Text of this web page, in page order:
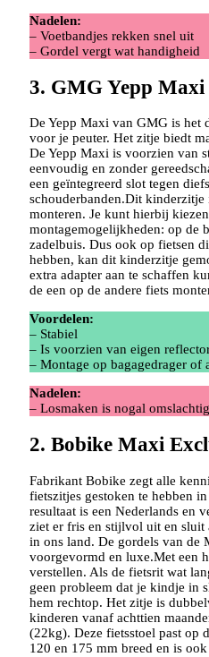
Nadelen:
– Voetbandjes rekken snel uit
– Gordel vergt wat handigheid
3. GMG Yepp Maxi
De Yepp Maxi van GMG is het
voor je peuter. Het zitje biedt
De Yepp Maxi is voorzien van
eenvoudig en zonder
een geïntegreerd slot tegen
schouderbanden.Dit
monteren. Je kunt hierbij
montagemogelijkheden: op de
zadelbuis. Dus ook op fietsen
hebben, kan dit kinderzitje
extra adapter aan te schaffen
de een op de andere fiets
Voordelen:
– Stabiel
– Is voorzien van eigen
– Montage op bagagedrager of
Nadelen:
– Losmaken is nogal omslachtig
2. Bobike Maxi
Fabrikant Bobike zegt alle
fietszitjes gestoken te hebben
resultaat is een Nederlands en
ziet er fris en stijlvol uit en sluit
in ons land. De gordels van de
voorgevormd en luxe.Met een
verstellen. Als de fietsrit wat
geen probleem dat je kindje in
hem rechtop. Het zitje is
kinderen vanaf achttien
(22kg). Deze fietsstoel past op
120 en 175 mm breed en is